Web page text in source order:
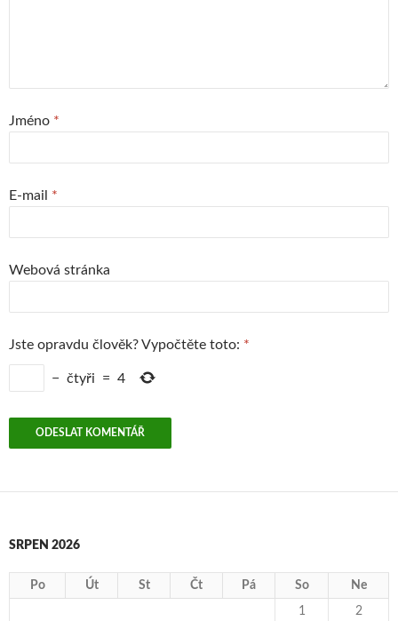
Jméno *
E-mail *
Webová stránka
Jste opravdu člověk? Vypočtěte toto: *
− čtyři = 4
SRPEN 2026
Po Út St Čt Pá So Ne
1 2